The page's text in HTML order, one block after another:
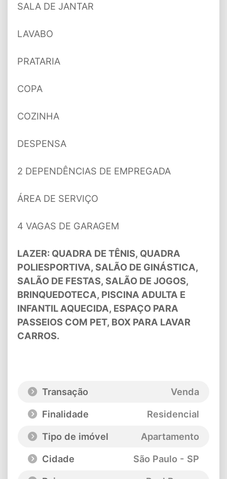
SALA DE JANTAR
LAVABO
PRATARIA
COPA
COZINHA
DESPENSA
2 DEPENDÊNCIAS DE EMPREGADA
ÁREA DE SERVIÇO
4 VAGAS DE GARAGEM
LAZER: QUADRA DE TÊNIS, QUADRA
POLIESPORTIVA, SALÃO DE GINÁSTICA,
SALÃO DE FESTAS, SALÃO DE JOGOS,
BRINQUEDOTECA, PISCINA ADULTA E
INFANTIL AQUECIDA, ESPAÇO PARA
PASSEIOS COM PET, BOX PARA LAVAR
CARROS.
Transação
Venda
Finalidade
Residencial
Tipo de imóvel
Apartamento
Cidade
São Paulo - SP